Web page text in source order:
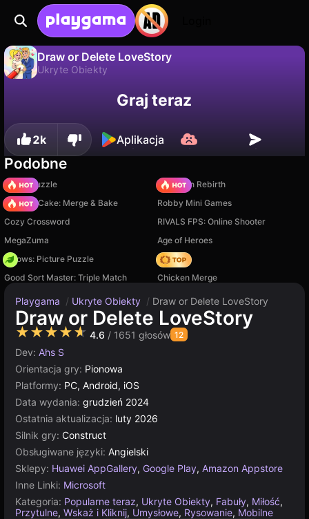
Draw or Delete LoveStory
Ukryte Obiekty
Zapisz postępy! Nie
Graj teraz
2k Aplikacja
Podobne
Arrow Puzzle
Stickman Rebirth
Piece of Cake: Merge & Bake
Robby Mini Games
Cozy Crossword
RIVALS FPS: Online Shooter
MegaZuma
Age of Heroes
Arrows: Picture Puzzle
Hedgies
Good Sort Master: Triple Match
Chicken Merge
Playgama / Ukryte Obiekty / Draw or Delete LoveStory
Draw or Delete LoveStory
★★★★★ 4.6 / 1651 głosów 12
Dev: Ahs S
Orientacja gry: Pionowa
Platformy: PC, Android, iOS
Data wydania: grudzień 2024
Ostatnia aktualizacja: luty 2026
Silnik gry: Construct
Obsługiwane języki: Angielski
Sklepy: Huawei AppGallery, Google Play, Amazon Appstore
Inne Linki: Microsoft
Kategoria: Popularne teraz, Ukryte Obiekty, Fabuły, Miłość,
Przytulne, Wskaż i Kliknij, Umysłowe, Rysowanie, Mobilne